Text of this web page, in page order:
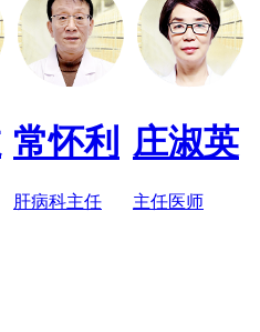
常怀利
肝病科主任
庄淑英
主任医师